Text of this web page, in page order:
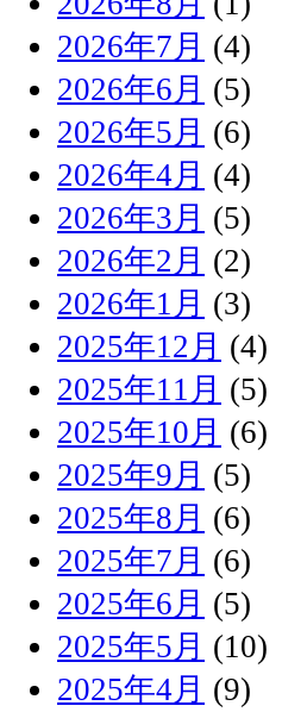
2026年7月 (4)
2026年6月 (5)
2026年5月 (6)
2026年4月 (4)
2026年3月 (5)
2026年2月 (2)
2026年1月 (3)
2025年12月 (4)
2025年11月 (5)
2025年10月 (6)
2025年9月 (5)
2025年8月 (6)
2025年7月 (6)
2025年6月 (5)
2025年5月 (10)
2025年4月 (9)